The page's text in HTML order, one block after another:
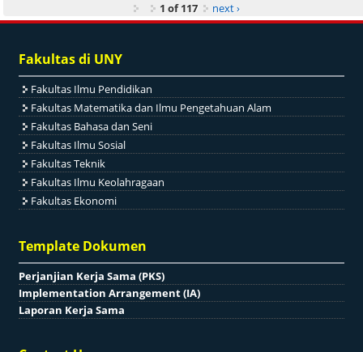
1 of 117
next ›
Fakultas di UNY
Fakultas Ilmu Pendidikan
Fakultas Matematika dan Ilmu Pengetahuan Alam
Fakultas Bahasa dan Seni
Fakultas Ilmu Sosial
Fakultas Teknik
Fakultas Ilmu Keolahragaan
Fakultas Ekonomi
Template Dokumen
Perjanjian Kerja Sama (PKS)
Implementation Arrangement (IA)
Laporan Kerja Sama